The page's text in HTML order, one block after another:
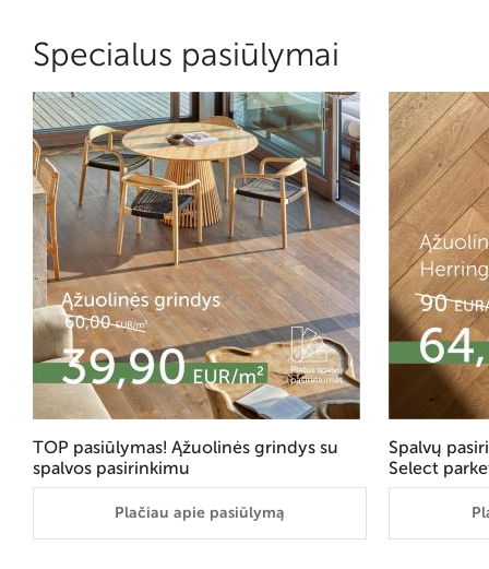
Specialus pasiūlymai
TOP pasiūlymas! Ąžuolinės grindys su
spalvos pasirinkimu
Plačiau apie pasiūlymą
Spalvų
Select